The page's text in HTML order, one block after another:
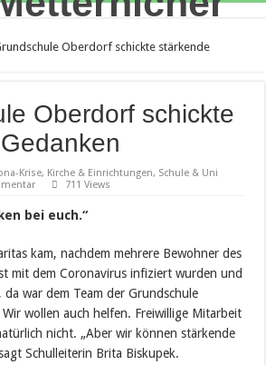
Oberdorf schickte stärkende
Oberdorf schickte
Krise, Kirche & Einrichtungen, Schule & Uni
711 Views
bei euch.“
kam, nachdem mehrere Bewohner des
mit dem Coronavirus infiziert wurden und
war dem Team der Grundschule
wollen auch helfen. Freiwillige Mitarbeit
nicht. „Aber wir können stärkende
Schulleiterin Brita Biskupek.